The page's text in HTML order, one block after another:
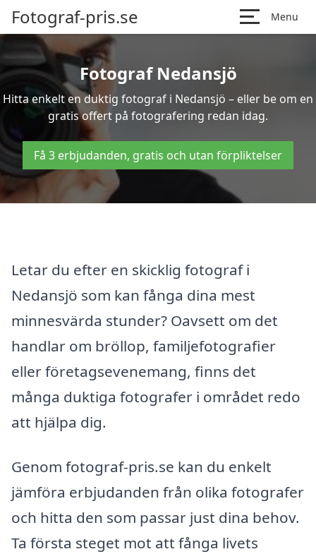
Fotograf-pris.se Menu
Fotograf Nedansjö
Hitta enkelt en duktig fotograf i Nedansjö – eller be om en
gratis offert på fotografering redan idag.
Få 3 erbjudanden, gratis och utan förpliktelser
Letar du efter en skicklig fotograf i
Nedansjö som kan fånga dina mest
minnesvärda stunder? Oavsett om det
handlar om bröllop, familjefotografier
eller företagsevenemang, finns det
många duktiga fotografer i området redo
att hjälpa dig.
Genom fotograf-pris.se kan du enkelt
jämföra erbjudanden från olika fotografer
och hitta den som passar just dina behov.
Ta första steget mot att fånga livets